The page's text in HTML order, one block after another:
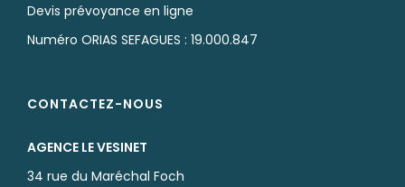
Devis prévoyance en ligne
Numéro ORIAS SEFAGUES : 19.000.847
CONTACTEZ-NOUS
AGENCE LE VESINET
34 rue du Maréchal Foch